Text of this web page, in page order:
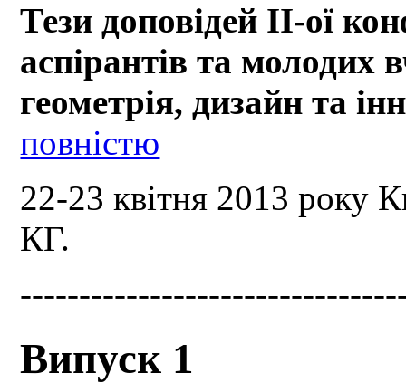
Тези доповідей ІІ-ої
аспірантів та
геометрія, дизайн та
повністю
22-23 квітня 2013
КГ.
Випуск 1